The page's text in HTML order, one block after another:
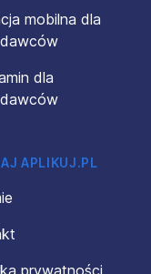
mobilna dla
dla
APLIKUJ.PL
prywatności